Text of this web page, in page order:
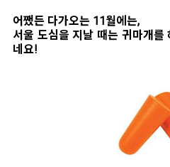
어쨌든 다가오는 11월에는,
서울 도심을 지날 때는 귀마개를
네요!